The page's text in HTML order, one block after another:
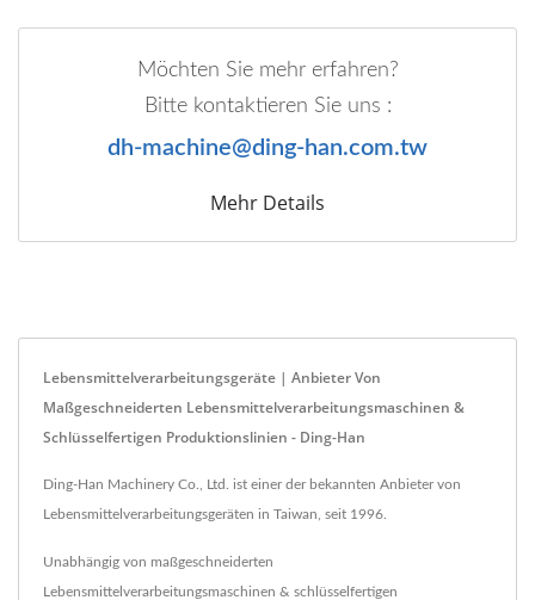
Möchten Sie mehr erfahren?
Bitte kontaktieren Sie uns :
dh-machine@ding-han.com.tw
Mehr Details
Lebensmittelverarbeitungsgeräte | Anbieter Von
Maßgeschneiderten Lebensmittelverarbeitungsmaschinen &
Schlüsselfertigen Produktionslinien - Ding-Han
Ding-Han Machinery Co., Ltd. ist einer der bekannten Anbieter von
Lebensmittelverarbeitungsgeräten in Taiwan, seit 1996.
Unabhängig von maßgeschneiderten
Lebensmittelverarbeitungsmaschinen & schlüsselfertigen